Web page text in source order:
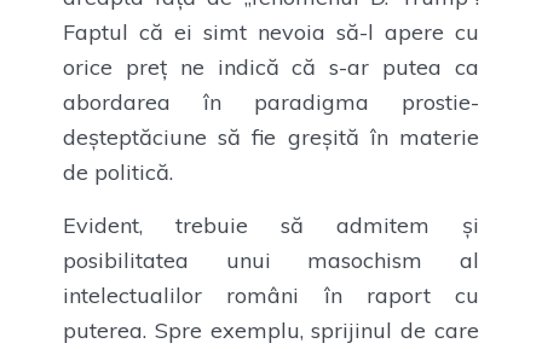
Faptul că ei simt nevoia să-l apere cu
orice preț ne indică că s-ar putea ca
abordarea în paradigma prostie-
deșteptăciune să fie greșită în materie
de politică.
Evident, trebuie să admitem și
posibilitatea unui masochism al
intelectualilor români în raport cu
puterea. Spre exemplu, sprijinul de care